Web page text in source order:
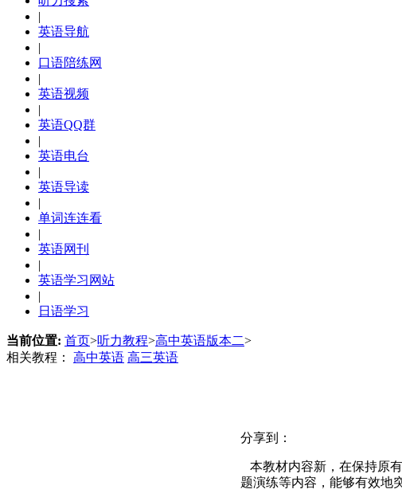
|
英语导航
|
口语陪练网
|
英语视频
|
英语QQ群
|
英语电台
|
英语导读
|
单词连连看
|
英语网刊
|
英语学习网站
|
日语学习
当前位置: 首页>听力教程>高中英语版本二>
相关教程： 高中英语 高三英语
分享到：
本教材内容新，在保持原
题演练等内容，能够有效地